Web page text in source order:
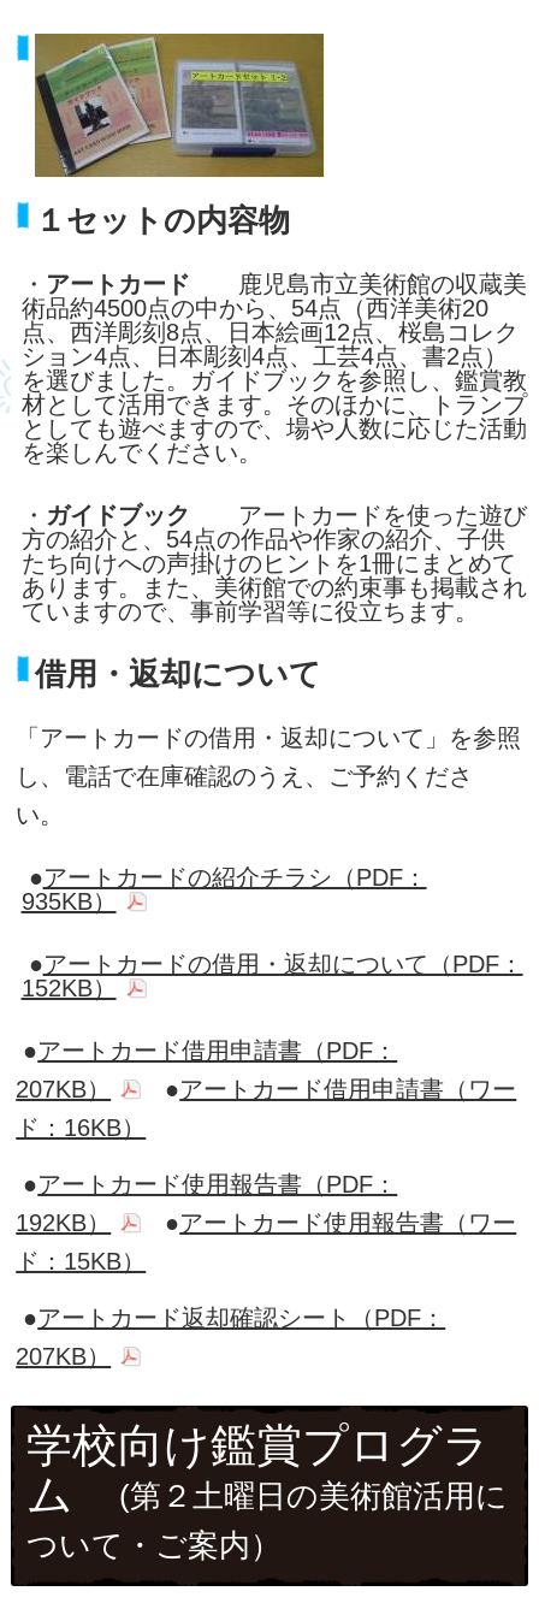
１セットの内容物
・ アートカード 鹿児島市立美術館の収蔵美
術品約4500点の中から、54点（西洋美術20
点、西洋彫刻8点、日本絵画12点、桜島コレク
ション4点、日本彫刻4点、工芸4点、書2点）
を選びました。ガイドブックを参照し、鑑賞教
材として活用できます。そのほかに、トランプ
としても遊べますので、場や人数に応じた活動
を楽しんでください。
・ ガイドブック アートカードを使った遊び
方の紹介と、54点の作品や作家の紹介、子供
たち向けへの声掛けのヒントを1冊にまとめて
あります。また、美術館での約束事も掲載され
ていますので、事前学習等に役立ちます。
借用・返却について
「アートカードの借用・返却について」を参照
し、電話で在庫確認のうえ、ご予約くださ
い。
●アートカードの紹介チラシ（PDF：
935KB）
●アートカードの借用・返却について（PDF：
152KB）
●アートカード借用申請書（PDF：
207KB）
●アートカード借用申請書（ワー
ド：16KB）
●アートカード使用報告書（PDF：
192KB）
●アートカード使用報告書（ワー
ド：15KB）
●アートカード返却確認シート（PDF：
207KB）
学校向け鑑賞プログラ
ム
(第２土曜日の美術館活用に
ついて・ご案内）